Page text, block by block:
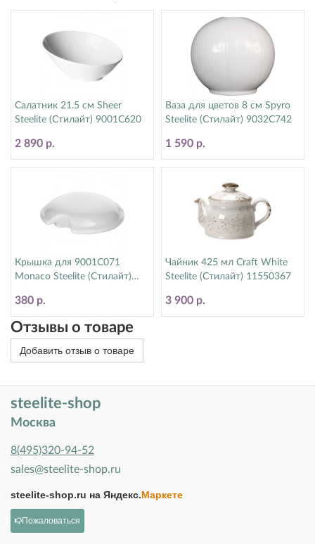
Салатник 21.5 см Sheer
Steelite (Стилайт) 9001C620
2 890 р.
Ваза для цветов 8 см Spyro
Steelite (Стилайт) 9032C742
1 590 р.
Крышка для 9001C071
Monaco Steelite (Стилайт)
380 р.
Чайник 425 мл Craft White
Steelite (Стилайт) 11550367
3 900 р.
Отзывы о товаре
Добавить отзыв о товаре
steelite-shop
Москва
8(495)320-94-52
sales@steelite-shop.ru
steelite-shop.ru на Яндекс.Маркете
Пожаловаться